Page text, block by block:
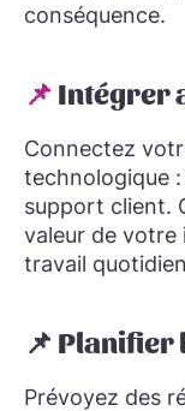
conséquence.
📌 Intégrer
Connectez
technologique
support client.
valeur de votre
travail
📌 Planifier
Prévoyez des